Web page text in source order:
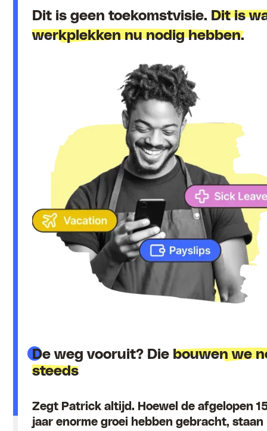
Dit is geen toekomstvisie.Dit is
werkplekken nu nodig hebben.
De weg vooruit? Diebouwen we
steeds
Zegt Patrick altijd. Hoewel de afgelopen
jaar enorme groei hebben gebracht, staan